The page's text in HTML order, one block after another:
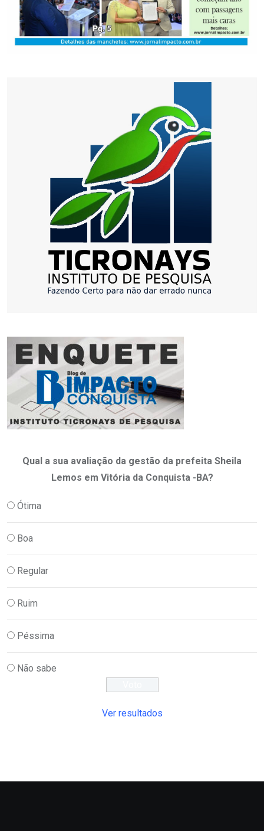
Qual a sua avaliação da gestão da prefeita Sheila
Lemos em Vitória da Conquista -BA?
Ótima
Boa
Regular
Ruim
Péssima
Não sabe
Ver resultados